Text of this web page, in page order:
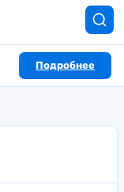
Подробнее